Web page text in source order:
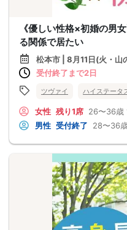
《優しい性格×初婚の男
る関係で居たい
松本市 | 8月11日(火・山
受付終了まで2日
ツヴァイ ハイステータ
女性 残り1席 26〜36歳
男性 受付終了 28〜36